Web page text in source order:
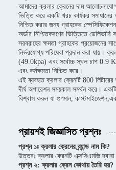
আমাদের ক্রলার ক্রেনের দাম
ভিত্তি করে একটি খরচ কার্যকর
নিশ্চিত করার জন্য গ্রাহকের
অর্ডার নিশ্চিতকরণের ভিত্তিতে
সরবরাহের ক্ষমতা গ্রাহকের প্রয়োজনের
নির্ভরযোগ্য পরিষেবা প্রদান করা যায়।
(49.0kpa) এবং সর্বোচ্চ স্থল চাপ 0.9
এবং কর্মক্ষমতা নিশ্চিত করে।
এই ব্যবহৃত ক্রলার ক্রেনটি 800 লিটারের
দীর্ঘ অপারেশন সময়কাল সমর্থন করে।
বিশ্বাস করুন যা গুণমান,
প্রায়শই জিজ্ঞাসিত প্রশ্নঃ
প্রশ্ন ১ঃ ক্রলার ক্রেনের ব্র্যান্ড নাম কি?
উত্তরঃ ক্রলার ক্রেনটি এক্সসিএমজি দ্বারা
প্রশ্ন ২: ক্রলার ক্রেন কোথায় তৈরি হয়?